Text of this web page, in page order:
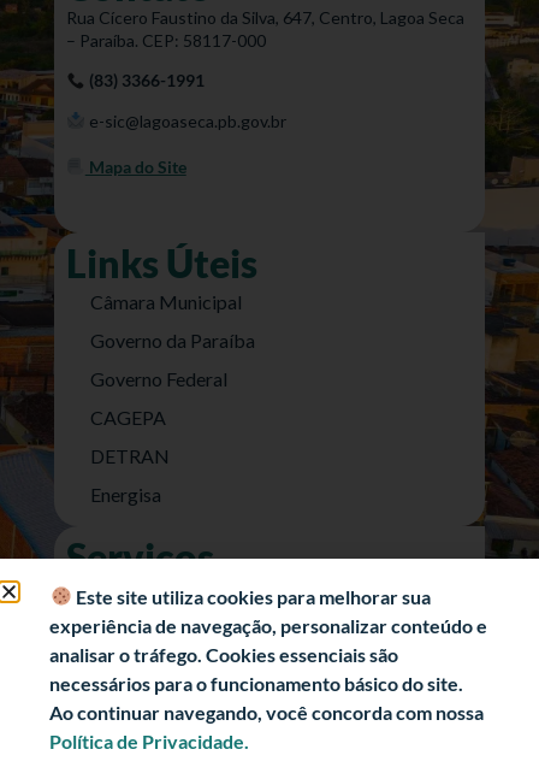
Rua Cícero Faustino da Silva, 647, Centro, Lagoa Seca
– Paraíba. CEP: 58117-000
(83) 3366-1991
e-sic@lagoaseca.pb.gov.br
Mapa do Site
Links Úteis
Câmara Municipal
Governo da Paraíba
Governo Federal
CAGEPA
DETRAN
Energisa
Serviços
Nota Fiscal Eletrônica
e-SIC (Acesso a Informação)
Transparência Fiscal
História
Informações Turísticas
Este site utiliza cookies para melhorar sua
experiência de navegação, personalizar conteúdo e
analisar o tráfego. Cookies essenciais são
necessários para o funcionamento básico do site.
Ao continuar navegando, você concorda com nossa
Política de Privacidade.